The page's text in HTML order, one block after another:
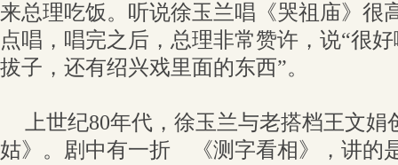
来总理吃饭。听说徐玉兰唱《哭祖庙》很
点唱，唱完之后，总理非常赞许，说“很
拔子，还有绍兴戏里面的东西”。
上世纪80年代，徐玉兰与老搭档王文
姑》。剧中有一折 《测字看相》，讲的